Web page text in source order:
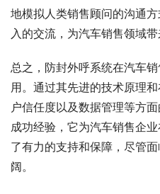
地模拟人类销售顾问的沟通
入的交流，为汽车销售领域带
总之，防封外呼系统在汽车
用。通过其先进的技术原理
户信任度以及数据管理等方
成功经验，它为汽车销售企
了有力的支持和保障，尽管
阔。